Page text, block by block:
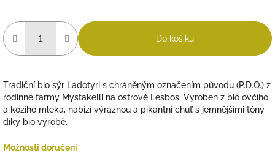
Do košíku
Tradiční bio sýr Ladotyri s chráněným označením původu (P.D.O.) z
rodinné farmy Mystakelli na ostrově Lesbos. Vyroben z bio ovčího
a kozího mléka, nabízí výraznou a pikantní chuť s jemnějšími tóny
díky bio výrobě.
Možnosti doručení